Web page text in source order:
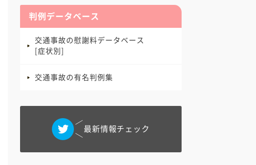
判例データベース
交通事故の慰謝料データベース
[症状別]
交通事故の有名判例集
最新情報チェック